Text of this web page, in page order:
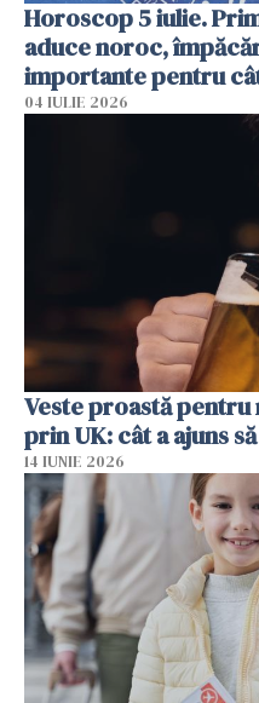
Horoscop 5 iulie.
aduce noroc,
importante pentru
04 IULIE 2026
Veste proastă
prin UK: cât a ajuns
14 IUNIE 2026